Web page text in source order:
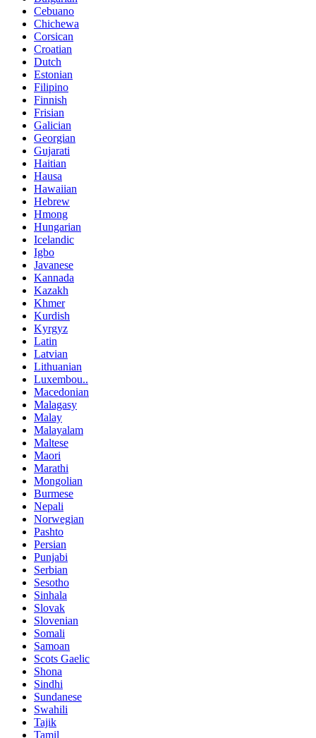
Cebuano
Chichewa
Corsican
Croatian
Dutch
Estonian
Filipino
Finnish
Frisian
Galician
Georgian
Gujarati
Haitian
Hausa
Hawaiian
Hebrew
Hmong
Hungarian
Icelandic
Igbo
Javanese
Kannada
Kazakh
Khmer
Kurdish
Kyrgyz
Latin
Latvian
Lithuanian
Luxembou..
Macedonian
Malagasy
Malay
Malayalam
Maltese
Maori
Marathi
Mongolian
Burmese
Nepali
Norwegian
Pashto
Persian
Punjabi
Serbian
Sesotho
Sinhala
Slovak
Slovenian
Somali
Samoan
Scots Gaelic
Shona
Sindhi
Sundanese
Swahili
Tajik
Tamil